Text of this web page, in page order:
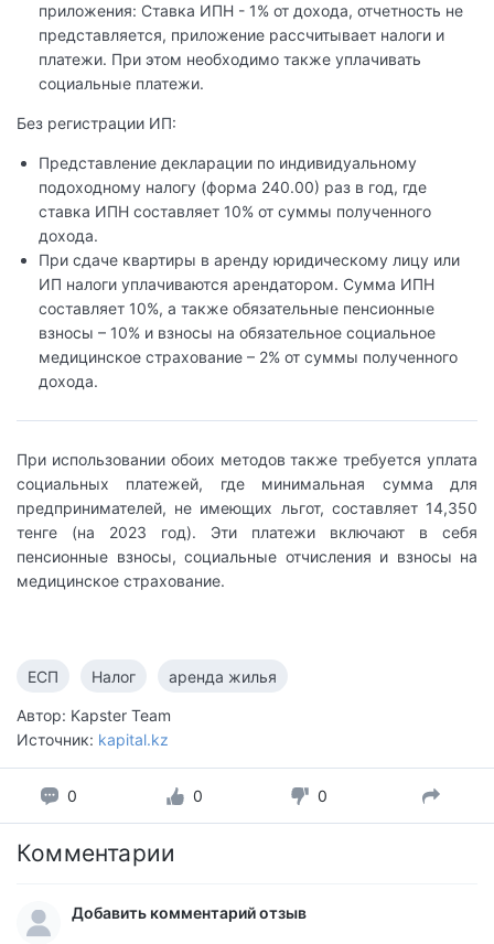
приложения: Ставка ИПН - 1% от дохода, отчетность не
представляется, приложение рассчитывает налоги и
платежи. При этом необходимо также уплачивать
социальные платежи.
Без регистрации ИП:
Представление декларации по индивидуальному
подоходному налогу (форма 240.00) раз в год, где
ставка ИПН составляет 10% от суммы полученного
дохода.
При сдаче квартиры в аренду юридическому лицу или
ИП налоги уплачиваются арендатором. Сумма ИПН
составляет 10%, а также обязательные пенсионные
взносы – 10% и взносы на обязательное социальное
медицинское страхование – 2% от суммы полученного
дохода.
При использовании обоих методов также требуется уплата
социальных платежей, где минимальная сумма для
предпринимателей, не имеющих льгот, составляет 14,350
тенге (на 2023 год). Эти платежи включают в себя
пенсионные взносы, социальные отчисления и взносы на
медицинское страхование.
ЕСП Налог аренда жилья
Автор: Kapster Team
Источник: kapital.kz
0 0 0
Комментарии
Добавить комментарий отзыв